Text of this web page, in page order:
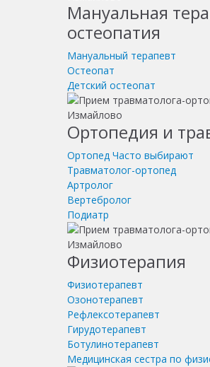
Мануальная
остеопатия
Мануальный терапевт
Остеопат
Детский остеопат
Ортопедия и
Ортопед Часто выбирают
Травматолог-ортопед
Артролог
Вертебролог
Подиатр
Физиотерапия
Физиотерапевт
Озонотерапевт
Рефлексотерапевт
Гирудотерапевт
Ботулинотерапевт
Медицинская сестра по